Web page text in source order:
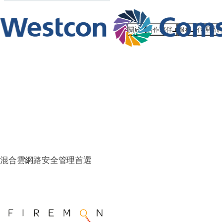
關於 合作夥伴 服務 代理品
混合雲網路安全管理首選